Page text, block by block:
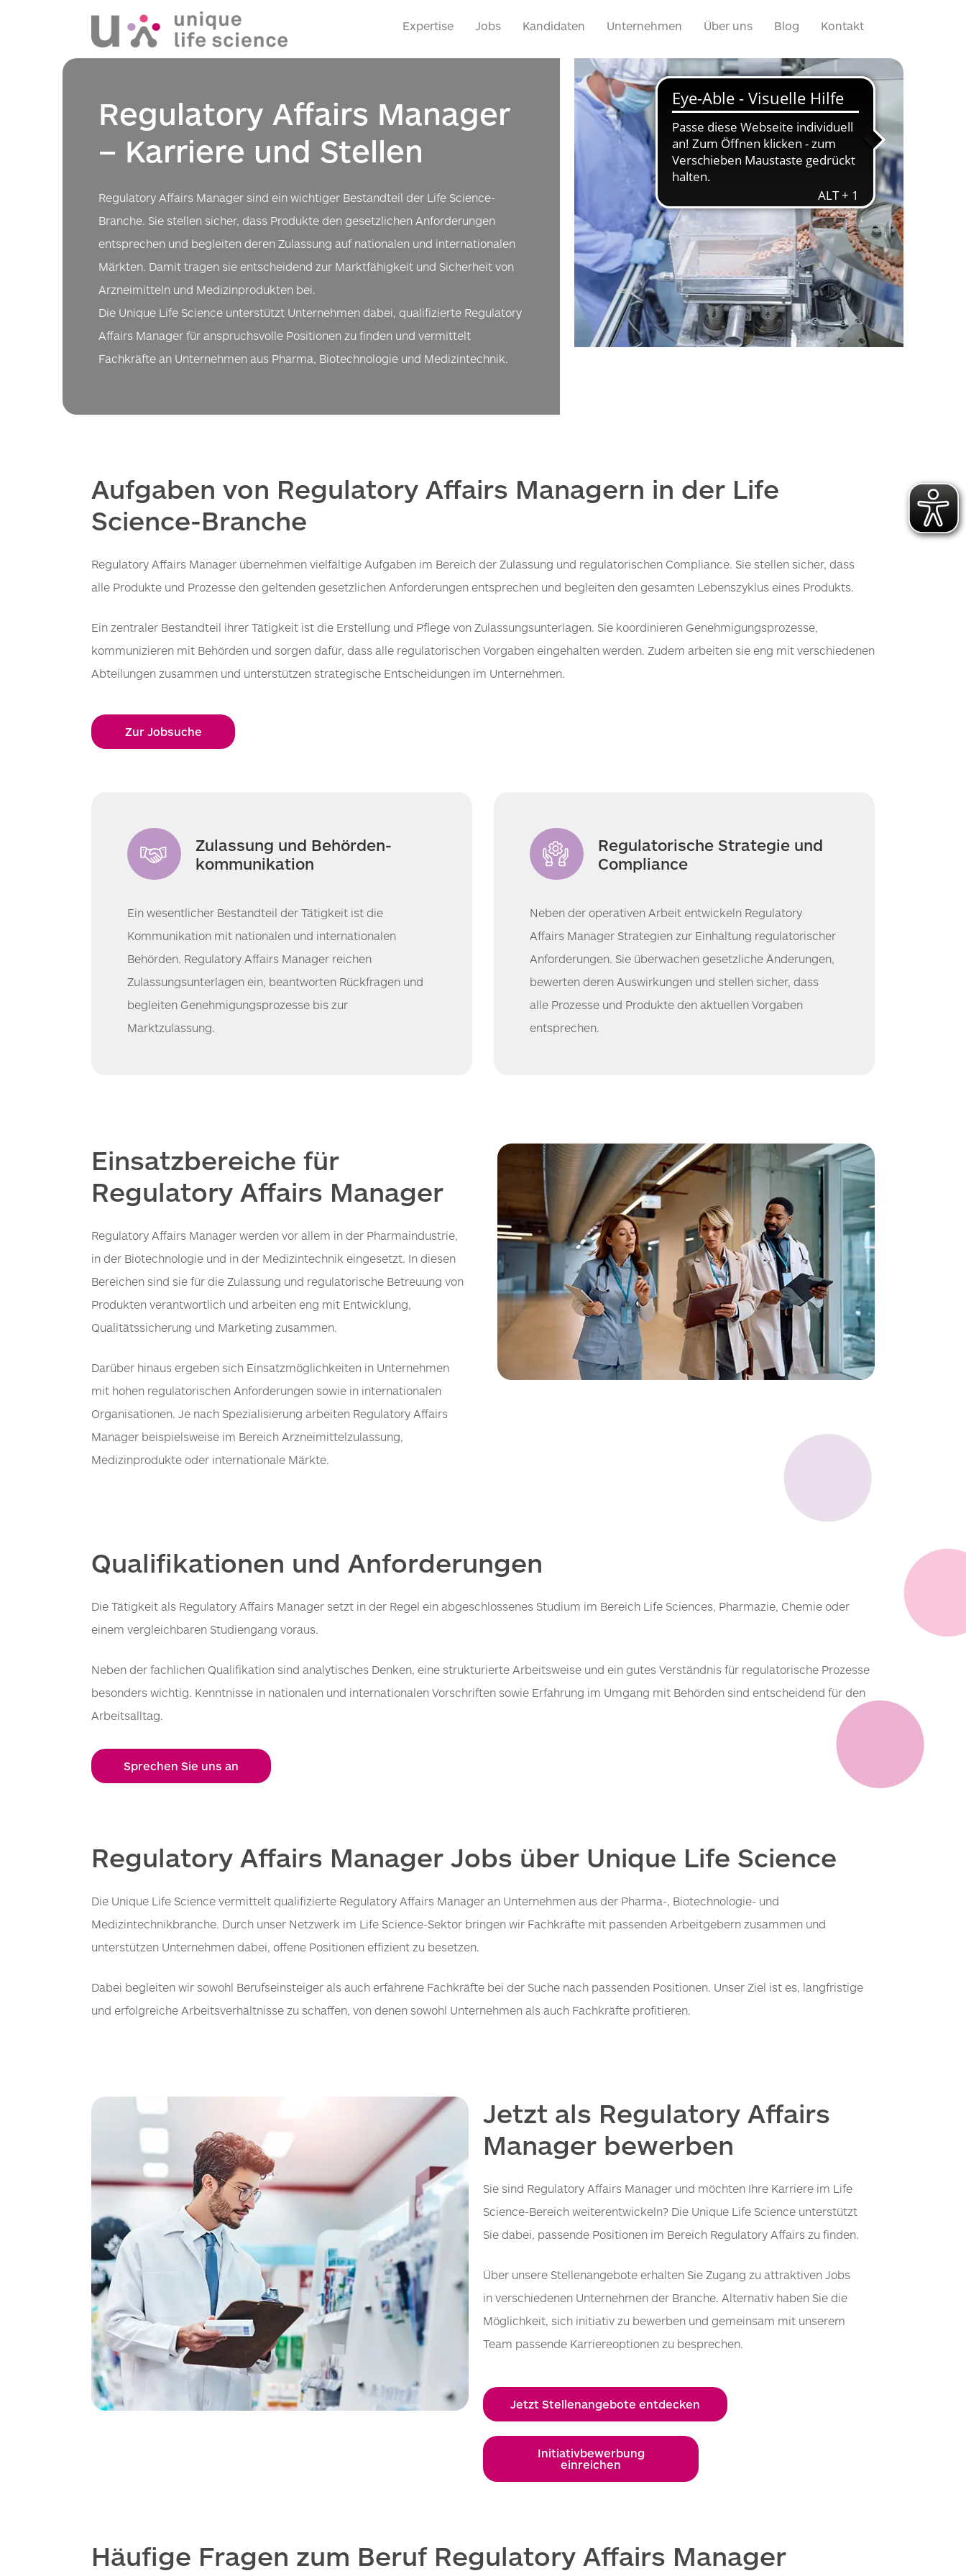
Expertise Jobs Kandidaten Unternehmen Über uns Blog Kontakt
Regulatory Affairs Manager
– Karriere und Stellen
Regulatory Affairs Manager sind ein wichtiger Bestandteil der Life Science-
Branche. Sie stellen sicher, dass Produkte den gesetzlichen Anforderungen
entsprechen und begleiten deren Zulassung auf nationalen und internationalen
Märkten. Damit tragen sie entscheidend zur Marktfähigkeit und Sicherheit von
Arzneimitteln und Medizinprodukten bei.
Die Unique Life Science unterstützt Unternehmen dabei, qualifizierte Regulatory
Affairs Manager für anspruchsvolle Positionen zu finden und vermittelt
Fachkräfte an Unternehmen aus Pharma, Biotechnologie und Medizintechnik.
Aufgaben von Regulatory Affairs Managern in der Life
Science-Branche
Regulatory Affairs Manager übernehmen vielfältige Aufgaben im Bereich der Zulassung und regulatorischen Compliance. Sie stellen sicher, dass
alle Produkte und Prozesse den geltenden gesetzlichen Anforderungen entsprechen und begleiten den gesamten Lebenszyklus eines Produkts.
Ein zentraler Bestandteil ihrer Tätigkeit ist die Erstellung und Pflege von Zulassungsunterlagen. Sie koordinieren Genehmigungsprozesse,
kommunizieren mit Behörden und sorgen dafür, dass alle regulatorischen Vorgaben eingehalten werden. Zudem arbeiten sie eng mit verschiedenen
Abteilungen zusammen und unterstützen strategische Entscheidungen im Unternehmen.
Zur Jobsuche
Zulassung und Behörden­
kommunikation
Ein wesentlicher Bestandteil der Tätigkeit ist die
Kommunikation mit nationalen und internationalen
Behörden. Regulatory Affairs Manager reichen
Zulassungsunterlagen ein, beantworten Rückfragen und
begleiten Genehmigungsprozesse bis zur
Marktzulassung.
Regulatorische Strategie und
Compliance
Neben der operativen Arbeit entwickeln Regulatory
Affairs Manager Strategien zur Einhaltung regulatorischer
Anforderungen. Sie überwachen gesetzliche Änderungen,
bewerten deren Auswirkungen und stellen sicher, dass
alle Prozesse und Produkte den aktuellen Vorgaben
entsprechen.
Einsatzbereiche für
Regulatory Affairs Manager
Regulatory Affairs Manager werden vor allem in der Pharmaindustrie,
in der Biotechnologie und in der Medizintechnik eingesetzt. In diesen
Bereichen sind sie für die Zulassung und regulatorische Betreuung von
Produkten verantwortlich und arbeiten eng mit Entwicklung,
Qualitätssicherung und Marketing zusammen.
Darüber hinaus ergeben sich Einsatzmöglichkeiten in Unternehmen
mit hohen regulatorischen Anforderungen sowie in internationalen
Organisationen. Je nach Spezialisierung arbeiten Regulatory Affairs
Manager beispielsweise im Bereich Arzneimittelzulassung,
Medizinprodukte oder internationale Märkte.
Qualifikationen und Anforderungen
Die Tätigkeit als Regulatory Affairs Manager setzt in der Regel ein abgeschlossenes Studium im Bereich Life Sciences, Pharmazie, Chemie oder
einem vergleichbaren Studiengang voraus.
Neben der fachlichen Qualifikation sind analytisches Denken, eine strukturierte Arbeitsweise und ein gutes Verständnis für regulatorische Prozesse
besonders wichtig. Kenntnisse in nationalen und internationalen Vorschriften sowie Erfahrung im Umgang mit Behörden sind entscheidend für den
Arbeitsalltag.
Sprechen Sie uns an
Regulatory Affairs Manager Jobs über Unique Life Science
Die Unique Life Science vermittelt qualifizierte Regulatory Affairs Manager an Unternehmen aus der Pharma-, Biotechnologie- und
Medizintechnikbranche. Durch unser Netzwerk im Life Science-Sektor bringen wir Fachkräfte mit passenden Arbeitgebern zusammen und
unterstützen Unternehmen dabei, offene Positionen effizient zu besetzen.
Dabei begleiten wir sowohl Berufseinsteiger als auch erfahrene Fachkräfte bei der Suche nach passenden Positionen. Unser Ziel ist es, langfristige
und erfolgreiche Arbeitsverhältnisse zu schaffen, von denen sowohl Unternehmen als auch Fachkräfte profitieren.
Jetzt als Regulatory Affairs
Manager bewerben
Sie sind Regulatory Affairs Manager und möchten Ihre Karriere im Life
Science-Bereich weiterentwickeln? Die Unique Life Science unterstützt
Sie dabei, passende Positionen im Bereich Regulatory Affairs zu finden.
Über unsere Stellenangebote erhalten Sie Zugang zu attraktiven Jobs
in verschiedenen Unternehmen der Branche. Alternativ haben Sie die
Möglichkeit, sich initiativ zu bewerben und gemeinsam mit unserem
Team passende Karriereoptionen zu besprechen.
Jetzt Stellenangebote entdecken
Initiativbewerbung
einreichen
Häufige Fragen zum Beruf Regulatory Affairs Manager